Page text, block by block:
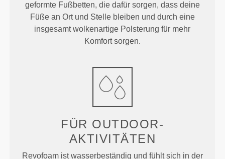
geformte Fußbetten, die dafür sorgen, dass deine
Füße an Ort und Stelle bleiben und durch eine
insgesamt wolkenartige Polsterung für mehr
Komfort sorgen.
FÜR OUTDOOR-
AKTIVITÄTEN
Revofoam ist wasserbeständig und fühlt sich in der